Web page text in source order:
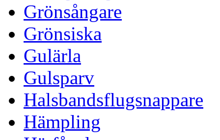
Grönsångare
Grönsiska
Gulärla
Gulsparv
Halsbandsflugsnappare
Hämpling